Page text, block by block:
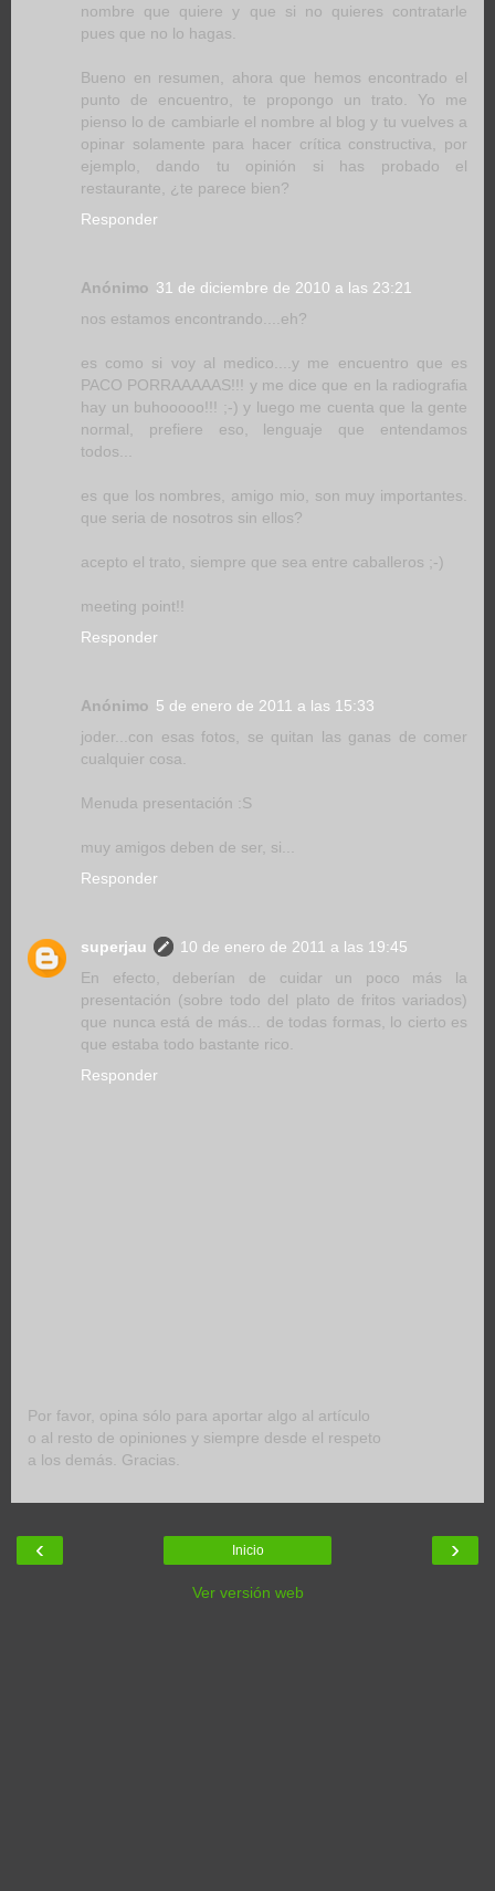
nombre que quiere y que si no quieres contratarle
pues que no lo hagas.
Bueno en resumen, ahora que hemos encontrado el
punto de encuentro, te propongo un trato. Yo me
pienso lo de cambiarle el nombre al blog y tu vuelves a
opinar solamente para hacer crítica constructiva, por
ejemplo, dando tu opinión si has probado el
restaurante, ¿te parece bien?
Responder
Anónimo 31 de diciembre de 2010 a las 23:21
nos estamos encontrando....eh?
es como si voy al medico....y me encuentro que es
PACO PORRAAAAAS!!! y me dice que en la radiografia
hay un buhooooo!!! ;-) y luego me cuenta que la gente
normal, prefiere eso, lenguaje que entendamos
todos...
es que los nombres, amigo mio, son muy importantes.
que seria de nosotros sin ellos?
acepto el trato, siempre que sea entre caballeros ;-)
meeting point!!
Responder
Anónimo 5 de enero de 2011 a las 15:33
joder...con esas fotos, se quitan las ganas de comer
cualquier cosa.
Menuda presentación :S
muy amigos deben de ser, si...
Responder
superjau
10 de enero de 2011 a las 19:45
En efecto, deberían de cuidar un poco más la
presentación (sobre todo del plato de fritos variados)
que nunca está de más... de todas formas, lo cierto es
que estaba todo bastante rico.
Responder
Por favor, opina sólo para aportar algo al artículo
o al resto de opiniones y siempre desde el respeto
a los demás. Gracias.
‹ ›
Inicio
Ver versión web